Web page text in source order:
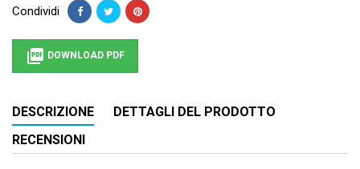
Condividi
 DOWNLOAD PDF
DESCRIZIONE
DETTAGLI DEL PRODOTTO
RECENSIONI